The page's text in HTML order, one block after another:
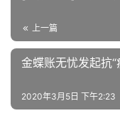
互
联
娱
上一篇
金蝶账无忧发起抗
2020年3月5日 下午2:23